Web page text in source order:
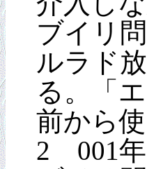
ブイリ
ルラド
る。「
前から
2 001年